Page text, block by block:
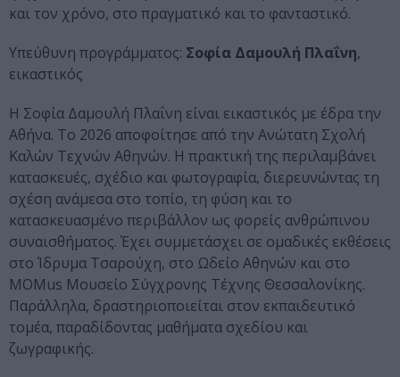
και τον χρόνο, στο πραγματικό και το φανταστικό.
Υπεύθυνη προγράμματος: Σοφία Δαμουλή Πλαΐνη,
εικαστικός
Η Σοφία Δαμουλή Πλαΐνη είναι εικαστικός με έδρα την
Αθήνα. Το 2026 αποφοίτησε από την Ανώτατη Σχολή
Καλών Τεχνών Αθηνών. Η πρακτική της περιλαμβάνει
κατασκευές, σχέδιο και φωτογραφία, διερευνώντας τη
σχέση ανάμεσα στο τοπίο, τη φύση και το
κατασκευασμένο περιβάλλον ως φορείς ανθρώπινου
συναισθήματος. Έχει συμμετάσχει σε ομαδικές εκθέσεις
στο Ίδρυμα Τσαρούχη, στο Ωδείο Αθηνών και στο
MOMus Μουσείο Σύγχρονης Τέχνης Θεσσαλονίκης.
Παράλληλα, δραστηριοποιείται στον εκπαιδευτικό
τομέα, παραδίδοντας μαθήματα σχεδίου και
ζωγραφικής.